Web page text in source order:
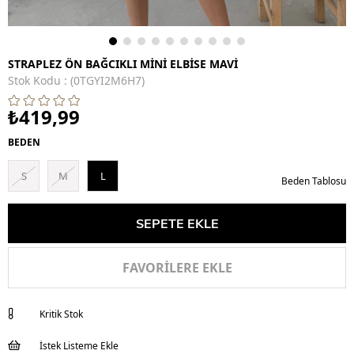
STRAPLEZ ÖN BAĞCIKLI MİNİ ELBİSE MAVİ
Stok Kodu
(0TGYI2M6H7)
₺419,99
BEDEN
S M L Beden Tablosu
FAVORILERE EKLE
Kritik Stok
İstek Listeme Ekle